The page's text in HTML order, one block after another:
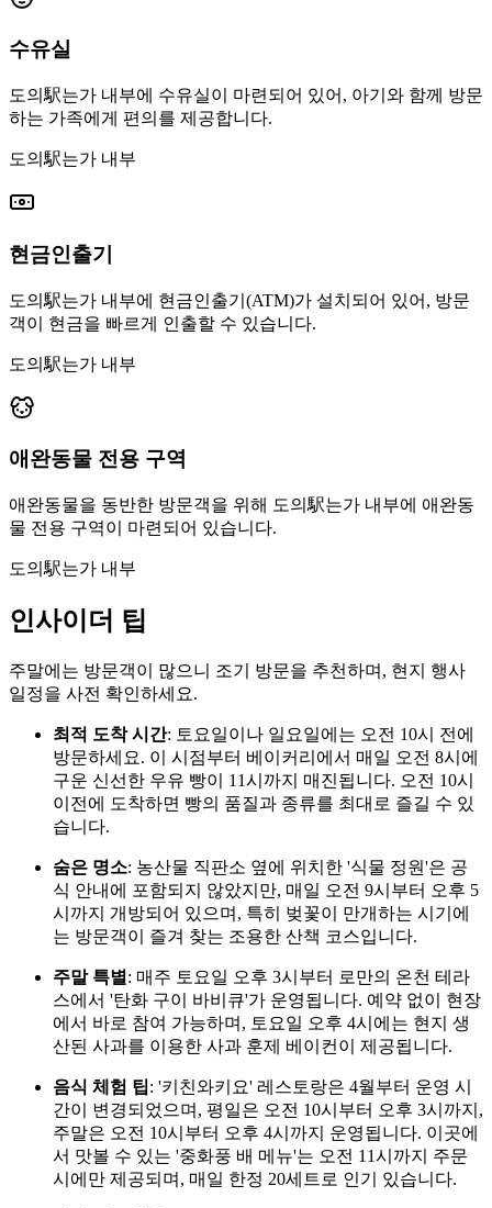
수유실
도의駅는가 내부에 수유실이 마련되어 있어, 아기와 함께 방문
하는 가족에게 편의를 제공합니다.
도의駅는가 내부
현금인출기
도의駅는가 내부에 현금인출기(ATM)가 설치되어 있어, 방문
객이 현금을 빠르게 인출할 수 있습니다.
도의駅는가 내부
애완동물 전용 구역
애완동물을 동반한 방문객을 위해 도의駅는가 내부에 애완동
물 전용 구역이 마련되어 있습니다.
도의駅는가 내부
인사이더 팁
주말에는 방문객이 많으니 조기 방문을 추천하며, 현지 행사
일정을 사전 확인하세요.
최적 도착 시간: 토요일이나 일요일에는 오전 10시 전에
방문하세요. 이 시점부터 베이커리에서 매일 오전 8시에
구운 신선한 우유 빵이 11시까지 매진됩니다. 오전 10시
이전에 도착하면 빵의 품질과 종류를 최대로 즐길 수 있
습니다.
숨은 명소: 농산물 직판소 옆에 위치한 '식물 정원'은 공
식 안내에 포함되지 않았지만, 매일 오전 9시부터 오후 5
시까지 개방되어 있으며, 특히 벚꽃이 만개하는 시기에
는 방문객이 즐겨 찾는 조용한 산책 코스입니다.
주말 특별 : 매주 토요일 오후 3시부터 로만의 온천 테라
스에서 '탄화 구이 바비큐'가 운영됩니다. 예약 없이 현장
에서 바로 참여 가능하며, 토요일 오후 4시에는 현지 생
산된 사과를 이용한 사과 훈제 베이컨이 제공됩니다.
음식 체험 팁: '키친와키요' 레스토랑은 4월부터 운영 시
간이 변경되었으며, 평일은 오전 10시부터 오후 3시까지,
주말은 오전 10시부터 오후 4시까지 운영됩니다. 이곳에
서 맛볼 수 있는 '중화풍 배 메뉴'는 오전 11시까지 주문
시에만 제공되며, 매일 한정 20세트로 인기 있습니다.